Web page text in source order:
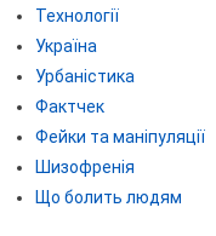
Технології
Україна
Урбаністика
Фактчек
Фейки та маніпуляції
Шизофренія
Що болить людям